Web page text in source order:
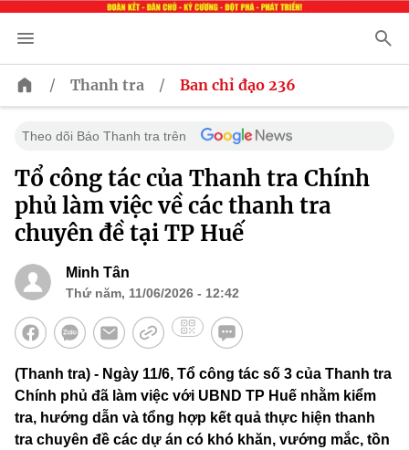
/ Thanh tra / Ban chỉ đạo 236
Theo dõi Báo Thanh tra trên
Tổ công tác của Thanh tra Chính
phủ làm việc về các thanh tra
chuyên đề tại TP Huế
Minh Tân
Thứ năm, 11/06/2026 - 12:42
(Thanh tra) - Ngày 11/6, Tổ công tác số 3 của Thanh tra
Chính phủ đã làm việc với UBND TP Huế nhằm kiểm
tra, hướng dẫn và tổng hợp kết quả thực hiện thanh
tra chuyên đề các dự án có khó khăn, vướng mắc, tồn